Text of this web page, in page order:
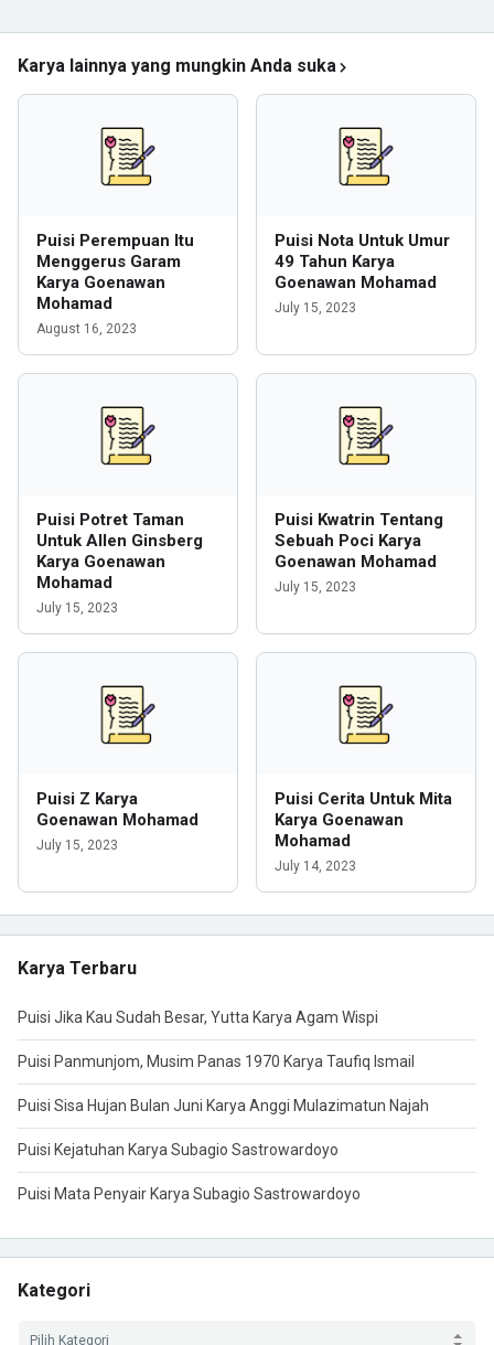
Karya lainnya yang mungkin Anda suka
Puisi Perempuan Itu
Menggerus Garam
Karya Goenawan
Mohamad
August 16, 2023
Puisi Nota Untuk Umur
49 Tahun Karya
Goenawan Mohamad
July 15, 2023
Puisi Potret Taman
Untuk Allen Ginsberg
Karya Goenawan
Mohamad
July 15, 2023
Puisi Kwatrin Tentang
Sebuah Poci Karya
Goenawan Mohamad
July 15, 2023
Puisi Z Karya
Goenawan Mohamad
July 15, 2023
Puisi Cerita Untuk Mita
Karya Goenawan
Mohamad
July 14, 2023
Karya Terbaru
Puisi Jika Kau Sudah Besar, Yutta Karya Agam Wispi
Puisi Panmunjom, Musim Panas 1970 Karya Taufiq Ismail
Puisi Sisa Hujan Bulan Juni Karya Anggi Mulazimatun Najah
Puisi Kejatuhan Karya Subagio Sastrowardoyo
Puisi Mata Penyair Karya Subagio Sastrowardoyo
Kategori